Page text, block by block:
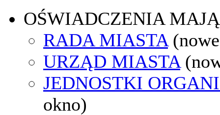
OŚWIADCZENIA
RADA MIASTA
URZĄD MIASTA
JEDNOSTKI
okno)